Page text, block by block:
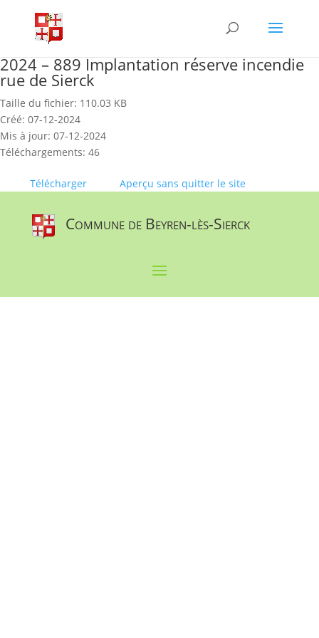
content
2024 – 889 Implantation réserve incendie
rue de Sierck
Taille du fichier: 110.03 KB
Créé: 07-12-2024
Mis à jour: 07-12-2024
Téléchargements: 46
Télécharger Aperçu sans quitter le site
Commune de Beyren-lès-Sierck